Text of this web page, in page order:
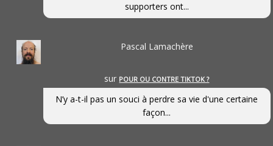
supporters ont...
Pascal Lamachère
sur POUR OU CONTRE TIKTOK ?
N’y a-t-il pas un souci à perdre sa vie d'une certaine
façon...